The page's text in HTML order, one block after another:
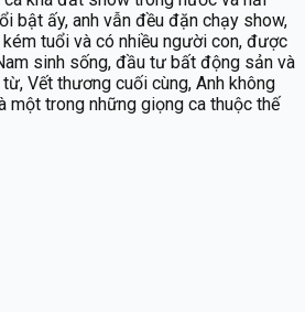
bật ấy, anh vẫn đều đặn chạy show,
tuổi và có nhiều người con, được
sinh sống, đầu tư bất động sản và
Vết thương cuối cùng, Anh không
một trong những giọng ca thuộc thế